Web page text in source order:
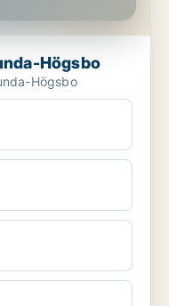
Högsbo
Högsbo